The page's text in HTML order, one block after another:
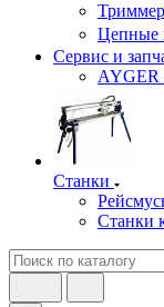
Цепные
Сервис и
AYGER
Станки
Станки